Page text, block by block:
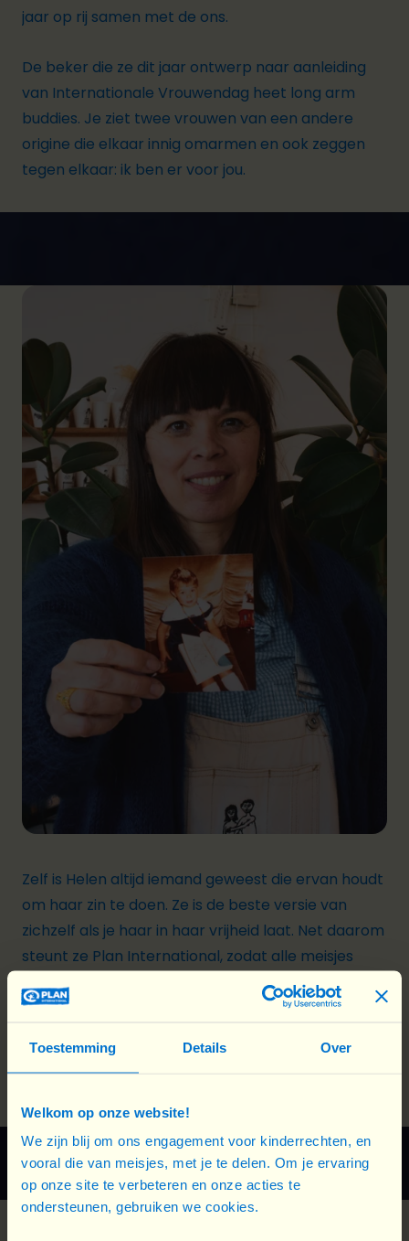
Toestemming Details Over
Welkom op onze website!
We zijn blij om ons engagement voor kinderrechten, en
vooral die van meisjes, met je te delen. Om je ervaring
op onze site te verbeteren en onze acties te
ondersteunen, gebruiken we cookies.
jaar op rij samen met de ons.
De beker die ze dit jaar ontwerp naar aanleiding
van Internationale Vrouwendag heet long arm
buddies. Je ziet twee vrouwen van een andere
origine die elkaar innig omarmen en ook zeggen
tegen elkaar: ik ben er voor jou.
Zelf is Helen altijd iemand geweest die ervan houdt
om haar zin te doen. Ze is de beste versie van
zichzelf als je haar in haar vrijheid laat. Net daarom
steunt ze Plan International, zodat alle meisjes
waar ook ter wereld alle kansen krijgen, zodat ze
kunnen doen wat ze graag doen. In alle vrijheid.
illustrator die opkomt voor de rechten van meisjes